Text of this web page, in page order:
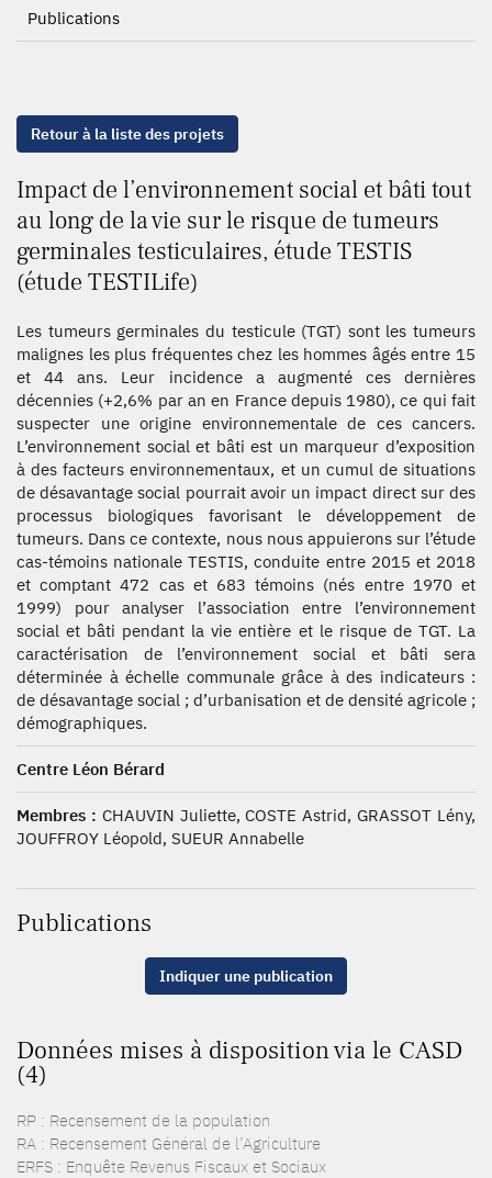
Publications
Retour à la liste des projets
Impact de l’environnement social et bâti tout
au long de la vie sur le risque de tumeurs
germinales testiculaires, étude TESTIS
(étude TESTILife)
Les tumeurs germinales du testicule (TGT) sont les tumeurs
malignes les plus fréquentes chez les hommes âgés entre 15
et 44 ans. Leur incidence a augmenté ces dernières
décennies (+2,6% par an en France depuis 1980), ce qui fait
suspecter une origine environnementale de ces cancers.
L’environnement social et bâti est un marqueur d’exposition
à des facteurs environnementaux, et un cumul de situations
de désavantage social pourrait avoir un impact direct sur des
processus biologiques favorisant le développement de
tumeurs. Dans ce contexte, nous nous appuierons sur l’étude
cas-témoins nationale TESTIS, conduite entre 2015 et 2018
et comptant 472 cas et 683 témoins (nés entre 1970 et
1999) pour analyser l’association entre l’environnement
social et bâti pendant la vie entière et le risque de TGT. La
caractérisation de l’environnement social et bâti sera
déterminée à échelle communale grâce à des indicateurs :
de désavantage social ; d’urbanisation et de densité agricole ;
démographiques.
Centre Léon Bérard
Membres : CHAUVIN Juliette, COSTE Astrid, GRASSOT Lény,
JOUFFROY Léopold, SUEUR Annabelle
Publications
Indiquer une publication
Données mises à disposition via le CASD
(4)
RP : Recensement de la population
RA : Recensement Général de l’Agriculture
ERFS : Enquête Revenus Fiscaux et Sociaux